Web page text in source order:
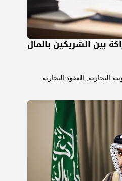
بين الشريكين بالمال
التجارية العقود التجارية